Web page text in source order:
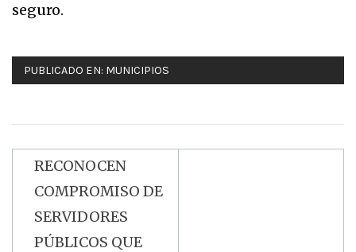
seguro.
PUBLICADO EN: MUNICIPIOS
Navegación
de
entradas
RECONOCEN
COMPROMISO DE
SERVIDORES
PÚBLICOS QUE